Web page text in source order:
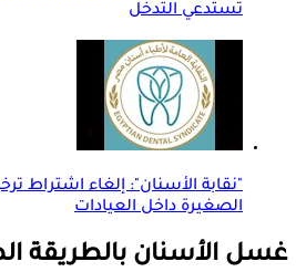
تستدعي التدخل
"نقابة الأسنان": إلغاء اشتراط
الصغيرة داخل العيادات
غسل الأسنان بالطريقة